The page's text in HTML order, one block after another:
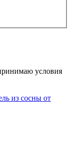
условия